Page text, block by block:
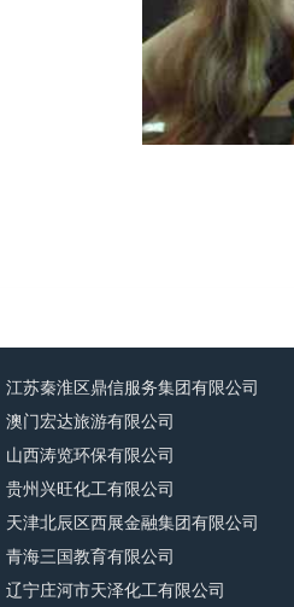
江苏秦淮区鼎信服务集团有限公司
澳门宏达旅游有限公司
山西涛览环保有限公司
贵州兴旺化工有限公司
天津北辰区西展金融集团有限公司
青海三国教育有限公司
辽宁庄河市天泽化工有限公司